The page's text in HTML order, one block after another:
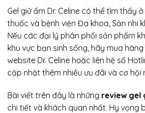
Gel giữ ấm Dr. Celine có thể tìm thấy
thuốc và bệnh viện Đa khoa, Sản nhi
Nếu các đại lý phân phối sản phẩm
khu vực bạn sinh sống, hãy mua
website Dr. Celine hoặc liên hệ số
cập nhật thêm nhiều ưu đãi và cơ hội
Bài viết trên đây là những review gel
chi tiết và khách quan nhất. Hy vọng